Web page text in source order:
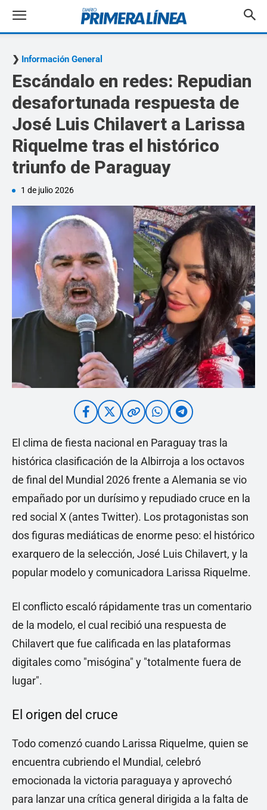
Información General
Escándalo en redes: Repudian
desafortunada respuesta de
José Luis Chilavert a Larissa
Riquelme tras el histórico
triunfo de Paraguay
1 de julio 2026
El clima de fiesta nacional en Paraguay tras la
histórica clasificación de la Albirroja a los octavos
de final del Mundial 2026 frente a Alemania se vio
empañado por un durísimo y repudiado cruce en la
red social X (antes Twitter). Los protagonistas son
dos figuras mediáticas de enorme peso: el histórico
exarquero de la selección, José Luis Chilavert, y la
popular modelo y comunicadora Larissa Riquelme.
El conflicto escaló rápidamente tras un comentario
de la modelo, el cual recibió una respuesta de
Chilavert que fue calificada en las plataformas
digitales como "misógina" y "totalmente fuera de
lugar".
El origen del cruce
Todo comenzó cuando Larissa Riquelme, quien se
encuentra cubriendo el Mundial, celebró
emocionada la victoria paraguaya y aprovechó
para lanzar una crítica general dirigida a la falta de